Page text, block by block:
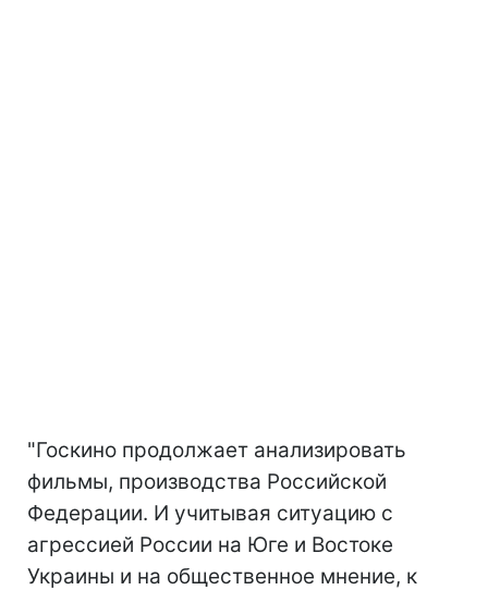
"Госкино продолжает анализировать
фильмы, производства Российской
Федерации. И учитывая ситуацию с
агрессией России на Юге и Востоке
Украины и на общественное мнение, к